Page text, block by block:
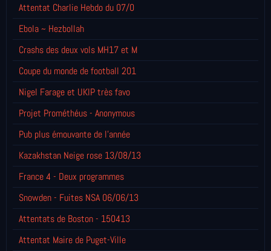
Attentat Charlie Hebdo du 07/0
Ebola ~ Hezbollah
Crashs des deux vols MH17 et M
Coupe du monde de football 201
Nigel Farage et UKIP très favo
Projet Prométhéus - Anonymous
Pub plus émouvante de l'année
Kazakhstan Neige rose 13/08/13
France 4 - Deux programmes
Snowden - Fuites NSA 06/06/13
Attentats de Boston - 150413
Attentat Maire de Puget-Ville